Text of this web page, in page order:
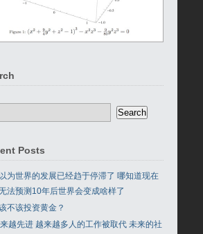
Posts
为世界的发展已经趋于停滞了 哪知道现在
法预测10年后世界会变成啥样了
不该投资黄金？
越先进 越来越多人的工作被取代 未来的社